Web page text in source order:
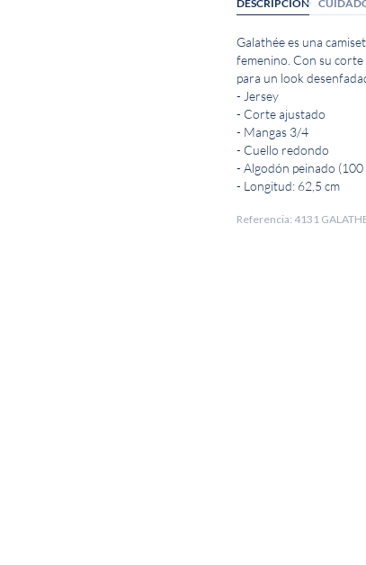
DESCRIPCIÓN
Galathée es una
femenino. Con su corte
para un look
- Jersey
- Corte ajustado
- Mangas 3/4
- Cuello redondo
- Algodón peinado (100
- Longitud: 62,5 cm
Referencia: 4131